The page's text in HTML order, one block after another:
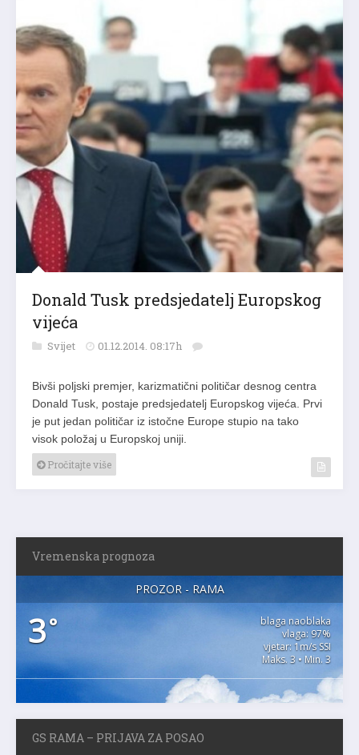
Donald Tusk predsjedatelj Europskog
vijeća
Svijet 01.12.2014. 08:17h
Bivši poljski premjer, karizmatični političar desnog centra
Donald Tusk, postaje predsjedatelj Europskog vijeća. Prvi
je put jedan političar iz istočne Europe stupio na tako
visok položaj u Europskoj uniji.
Pročitajte više
Vremenska prognoza
PROZOR - RAMA
3°
blaga naoblaka
vlaga: 97%
vjetar: 1m/s SSI
Maks. 3 • Min. 3
GS RAMA – PRIJAVA ZA POSAO